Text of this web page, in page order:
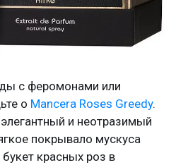
с феромонами или
о Mancera Roses Greedy.
и неотразимый
покрывало мускуса
красных роз в